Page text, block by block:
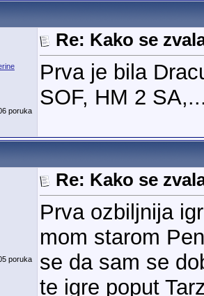
poruka
Re: Kako se
Prva je bila
SOF, HM 2
poruka
Re: Kako se
Prva ozbiljnija
mom starom
se da sam se
te igre poput